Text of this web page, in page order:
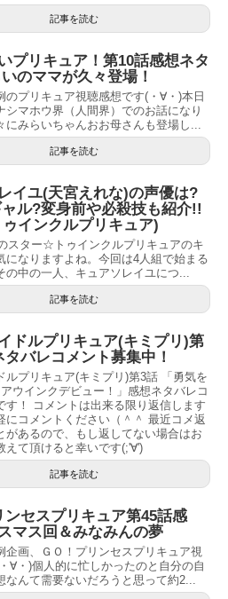
撃！相方の執事はバケニャー
名前ですね(;´∀｀)
記事を読む
プリキュア！第10話感想ネタ
のママが久々登場！
のプリキュア視聴感想です(・∀・)本日
シマホウ界（人間界）でのお話になり
にみらいちゃんおお母さんも登場し...
記事を読む
イユ(天宮えれな)の声優は?
ル?変身前や必殺技も紹介!!
インクルプリキュア)
スター☆トゥインクルプリキュアのキ
になりますよね。今回は4人組で始まる
の中の一人、キュアソレイユにつ...
記事を読む
ドルプリキュア(キミプリ)第
バレコメント募集中！
ルプリキュア(キミプリ)第3話 「勇気を
ウインクデビュー！」感想ネタバレコ
す！ コメントは出来る限り返信します
にコメントください（＾＾ 最近コメ返
があるので、もし返してない場合はお
えて頂けると幸いです(;'∀')
記事を読む
ンセスプリキュア第45話感
マス回＆みなみんの夢
企画、ＧＯ！プリンセスプリキュア視
∀・)個人的に忙しかったのと自分の自
なんて需要ないだろうと思って約2...